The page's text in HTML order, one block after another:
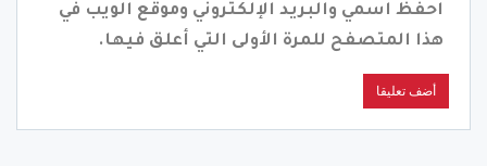
احفظ اسمي والبريد الإلكتروني وموقع الويب في
هذا المتصفح للمرة الأولى التي أعلق فيها.